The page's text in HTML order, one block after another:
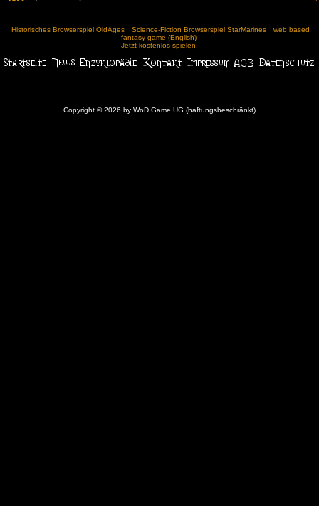
Historisches Browserspiel OldAges Science-Fiction Browserspiel StarMarines
web based
fantasy game (English)
Jetzt kostenlos spielen!
Copyright © 2026 by WoD Game UG (haftungsbeschränkt)